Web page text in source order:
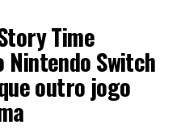
aprimorar os
completar diversas
estrutura. Algumas
hordas de inimigos
acontecem em
de desafios, incluindo
que precisam ser
Time
Switch
outro jogo